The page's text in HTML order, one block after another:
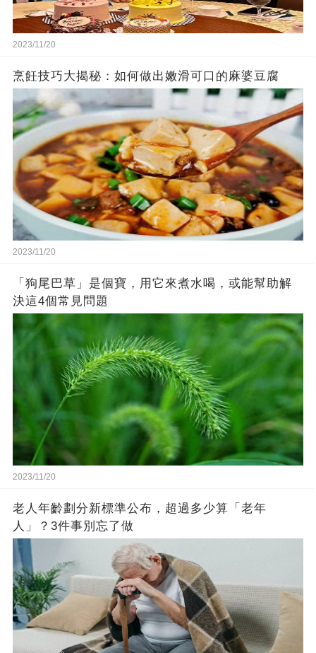
2023/11/20
烹飪技巧大揭秘：如何做出嫩滑可口的麻婆豆腐
2023/11/20
「狗尾巴草」是個寶，用它來煮水喝，或能幫助解
決這4個常見問題
2023/11/20
老人年齡劃分新標準公布，超過多少算「老年
人」？3件事別忘了做